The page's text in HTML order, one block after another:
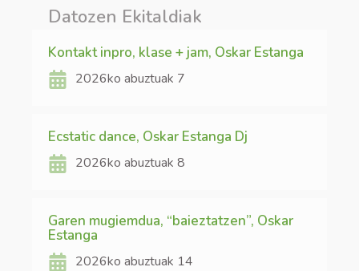
Datozen Ekitaldiak
Kontakt inpro, klase + jam, Oskar Estanga
2026ko abuztuak 7
Ecstatic dance, Oskar Estanga Dj
2026ko abuztuak 8
Garen mugiemdua, “baieztatzen”, Oskar
Estanga
2026ko abuztuak 14